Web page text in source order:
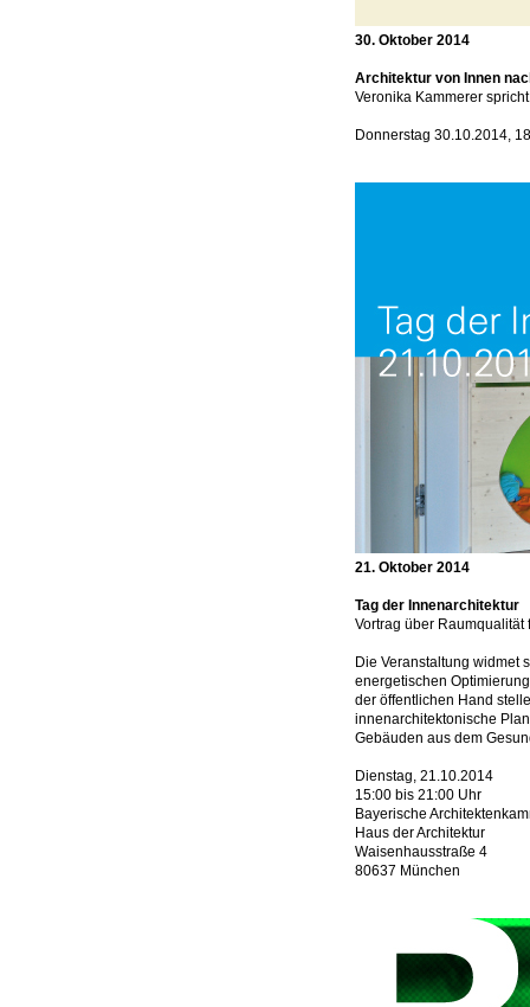
30. Oktober 2014
Architektur von Innen
Veronika Kammerer
Donnerstag 30.10.2014,
21. Oktober 2014
Tag der Innenarchitektur
Vortrag über Raumqualität
Die Veranstaltung widmet
energetischen
der öffentlichen Hand
innenarchitektonische
Gebäuden aus dem
Dienstag, 21.10.2014
15:00 bis 21:00 Uhr
Bayerische
Haus der Architektur
Waisenhausstraße 4
80637 München